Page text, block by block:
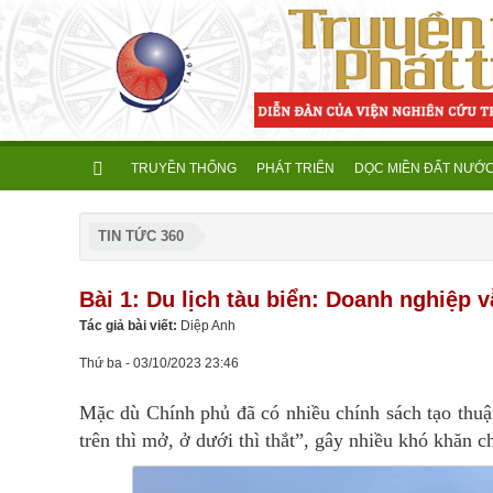
TRUYỀN THỐNG PHÁT TRIỂN DỌC MIỀN ĐẤT
TIN TỨC 360
Bài 1: Du lịch tàu biển: Doanh nghiệp
Tác giả bài viết: Diệp Anh
Thứ ba - 03/10/2023 23:46
Mặc dù Chính phủ đã có nhiều chính sách tạo
trên thì mở, ở dưới thì thắt”, gây nhiều khó khăn